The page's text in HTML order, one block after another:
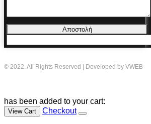
Αποστολή
© 2022. All Rights Reserved | Developed by VWEB
has been added to your cart:
View Cart Checkout